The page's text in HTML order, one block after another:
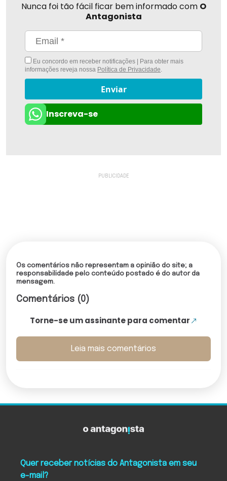
Nunca foi tão fácil ficar bem informado com O
Antagonista
Eu concordo em receber notificações | Para obter mais
informações reveja nossa Política de Privacidade.
Enviar
Inscreva-se
Os comentários não representam a opinião do site; a
responsabilidade pelo conteúdo postado é do autor da
mensagem.
Comentários (0)
Torne-se um assinante para comentar
Leia mais comentários
Quer receber notícias do Antagonista em seu
e-mail?